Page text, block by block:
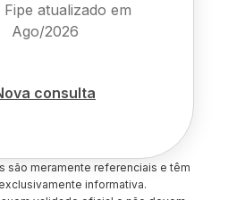
atualizado em
Ago/2026
consulta
são meramente referenciais e têm
informativa.